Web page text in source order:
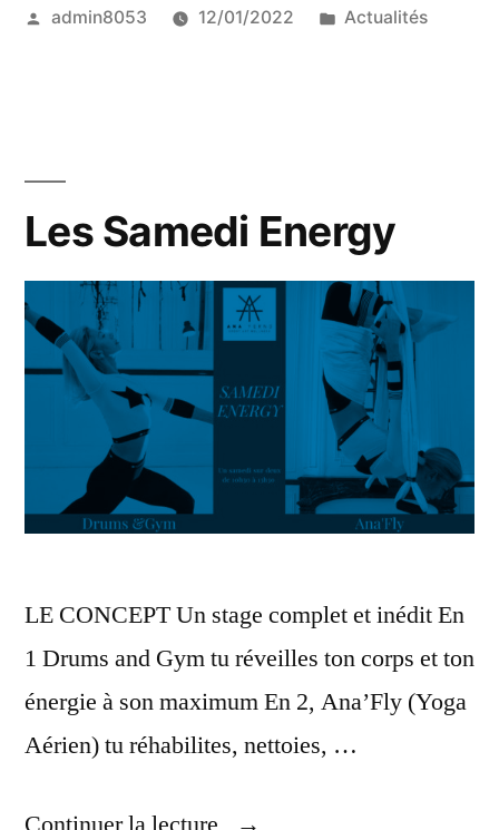
Publié
admin8053 12/01/2022
Publié
Actualités
Les Samedi Energy
LE CONCEPT Un stage complet et inédit En
1 Drums and Gym tu réveilles ton corps et ton
énergie à son maximum En 2, Ana’Fly (Yoga
Aérien) tu réhabilites, nettoies, …
« Les